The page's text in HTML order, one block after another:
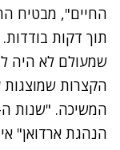
החיים", מבטיח
תוך דקות
שמעולם לא היה
הקצרות
הנהגת ארדואן"